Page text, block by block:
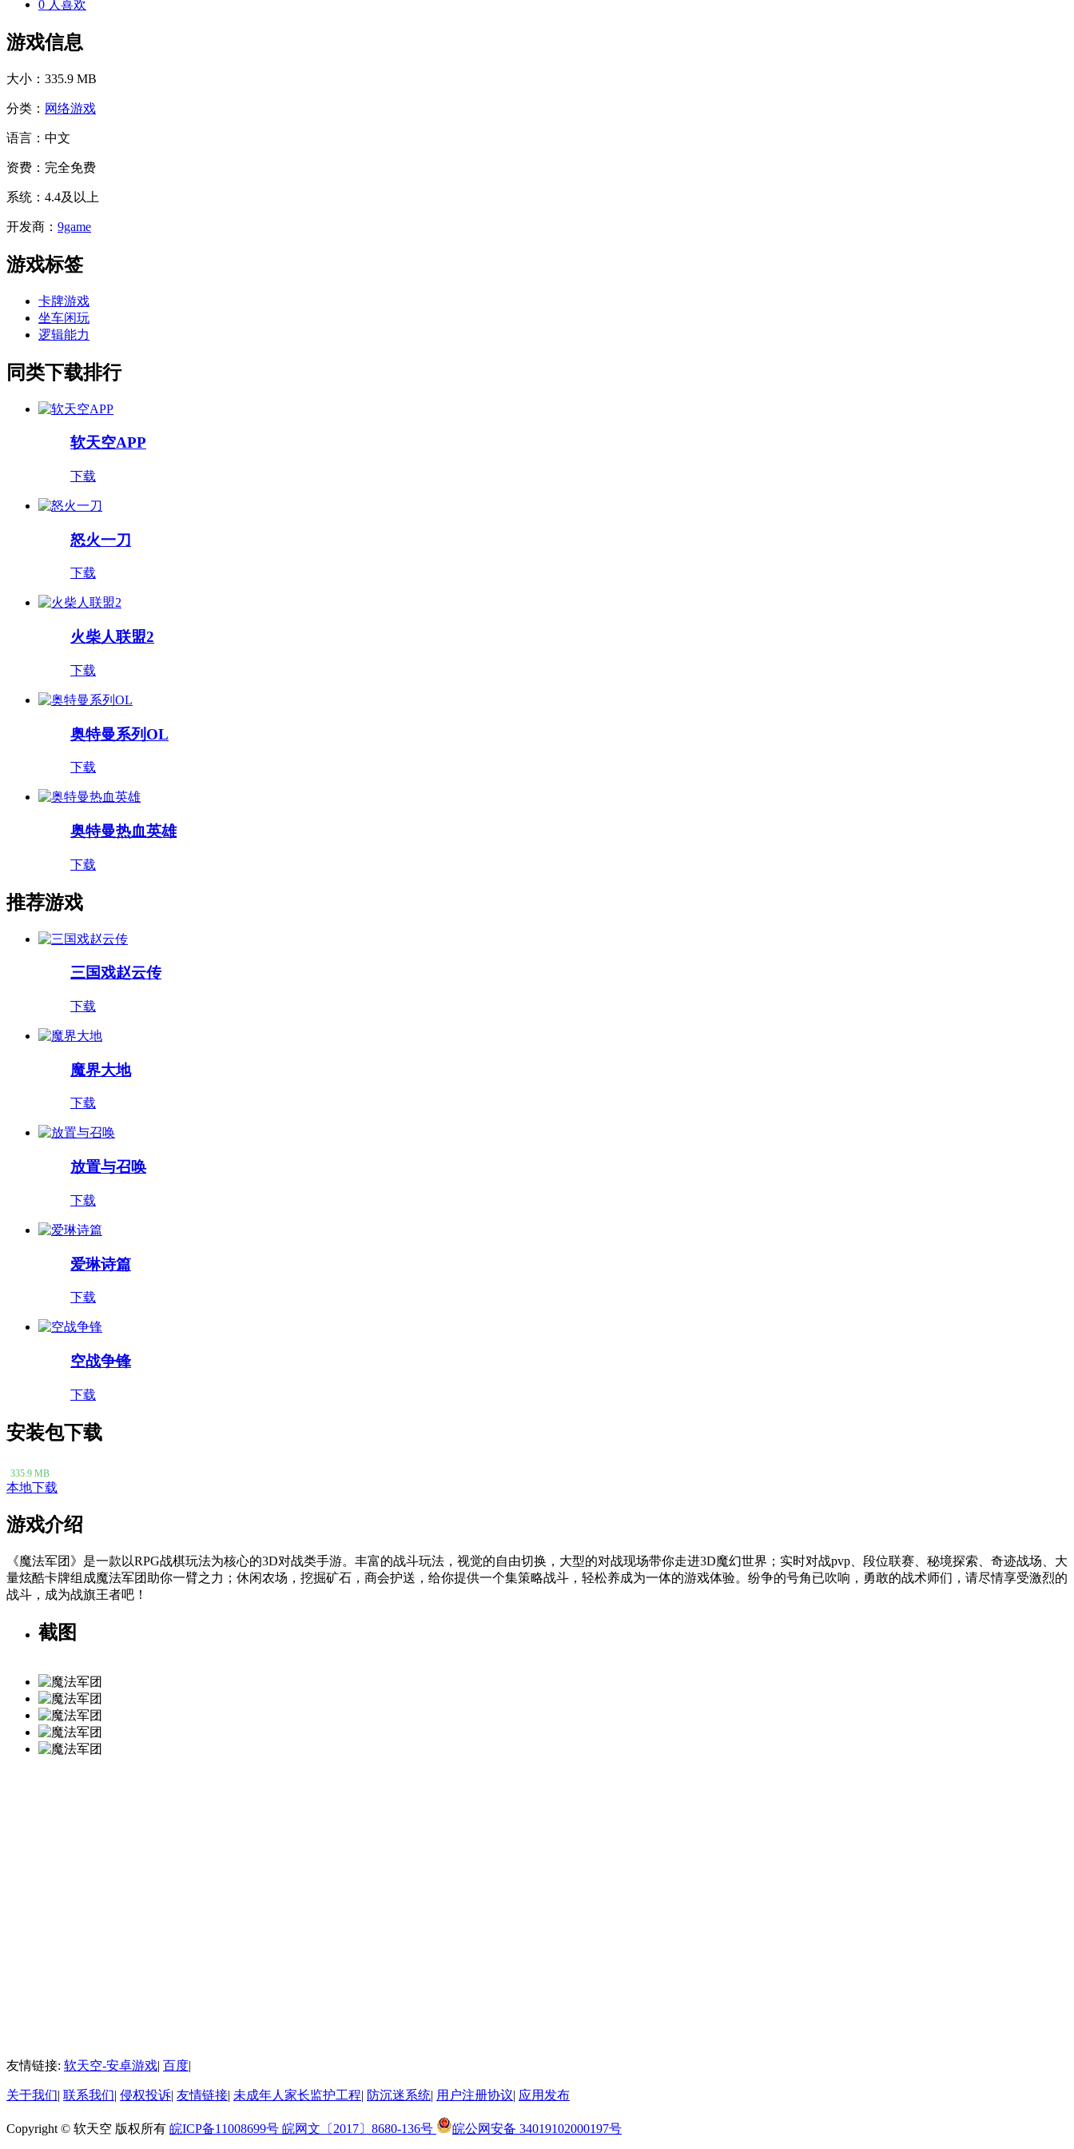
0 人喜欢
游戏信息
大小： 335.9 MB
分类： 网络游戏
语言： 中文
资费： 完全免费
系统： 4.4及以上
开发商： 9game
游戏标签
卡牌游戏
坐车闲玩
逻辑能力
同类下载排行
软天空APP
下载
怒火一刀
下载
火柴人联盟2
下载
奥特曼系列OL
下载
奥特曼热血英雄
下载
推荐游戏
三国戏赵云传
下载
魔界大地
下载
放置与召唤
下载
爱琳诗篇
下载
空战争锋
下载
安装包下载
335.9 MB
本地下载
游戏介绍
《魔法军团》是一款以RPG战棋玩法为核心的3D对战类手游。丰富的战斗玩法，视觉的自由切换，大型的对战现场带你走进3D魔幻世界；实时对战pvp、段位联赛、秘境探索、奇迹战场、大
量炫酷卡牌组成魔法军团助你一臂之力；休闲农场，挖掘矿石，商会护送，给你提供一个集策略战斗，轻松养成为一体的游戏体验。纷争的号角已吹响，勇敢的战术师们，请尽情享受激烈的
战斗，成为战旗王者吧！
截图
友情链接: 软天空-安卓游戏| 百度|
关于我们| 联系我们| 侵权投诉| 友情链接| 未成年人家长监护工程| 防沉迷系统| 用户注册协议| 应用发布
Copyright © 软天空 版权所有 皖ICP备11008699号 皖网文〔2017〕8680-136号 皖公网安备 34019102000197号